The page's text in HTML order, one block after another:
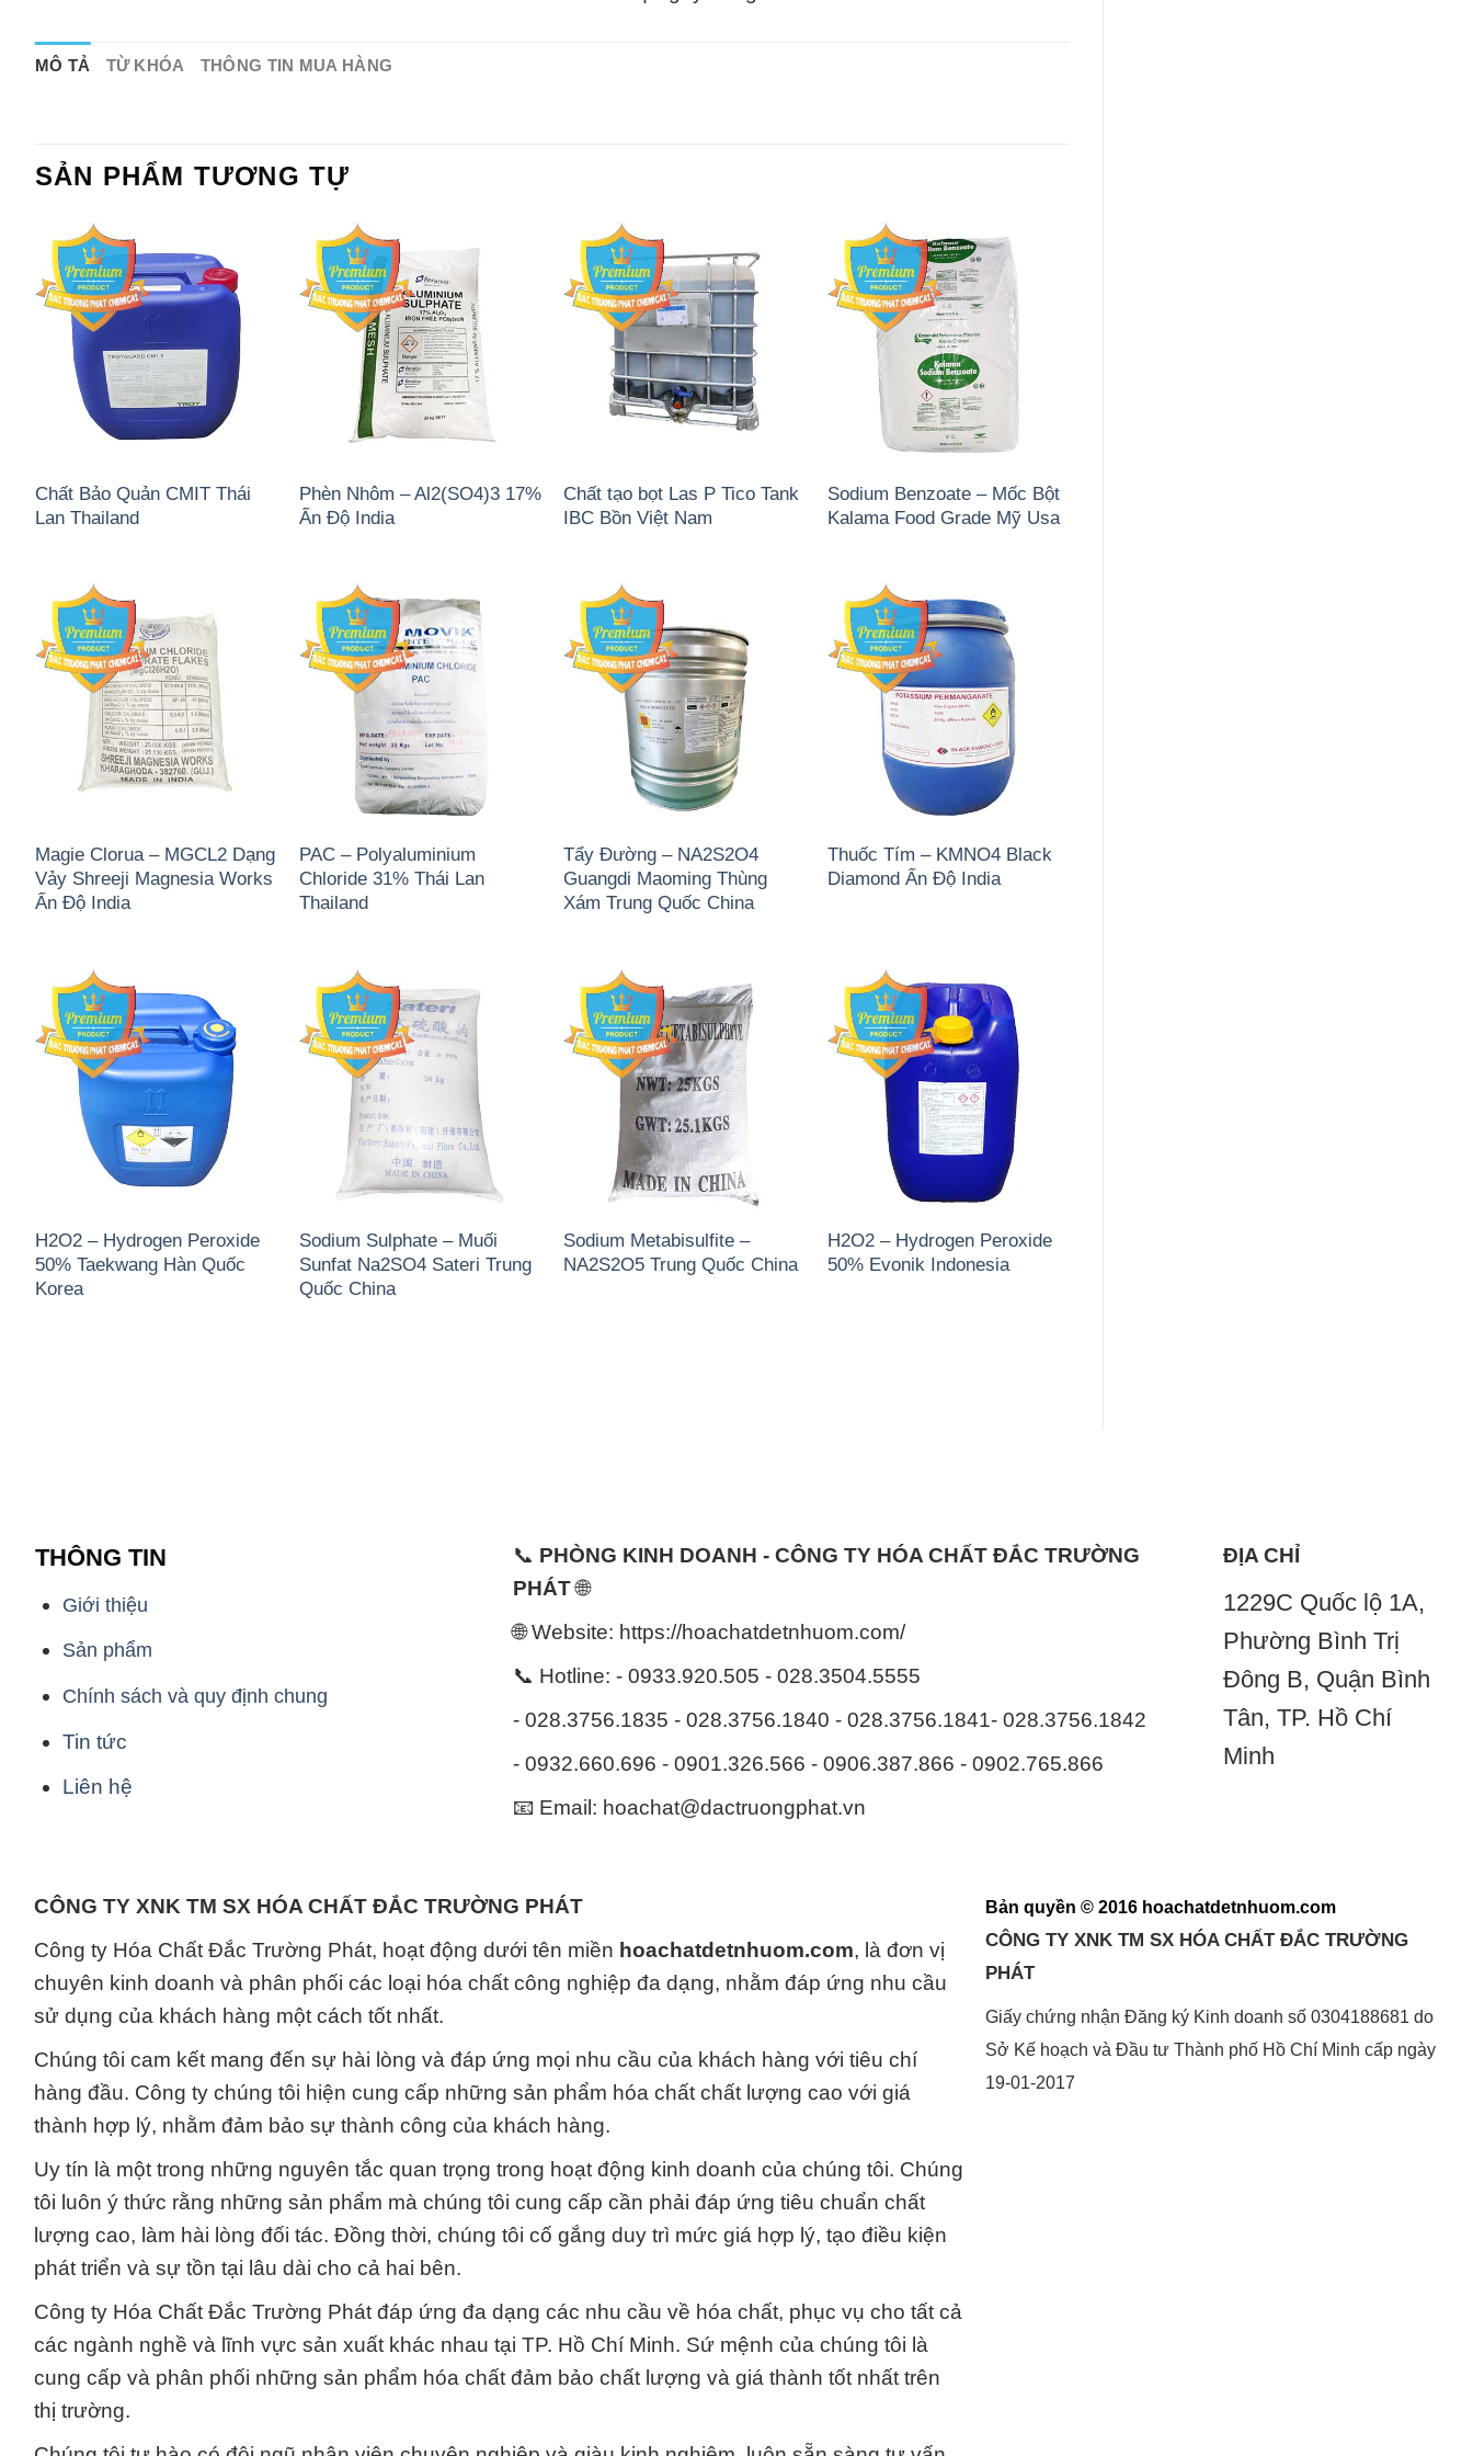
MÔ TẢ TỪ KHÓA THÔNG TIN MUA HÀNG
SẢN PHẨM TƯƠNG TỰ
Chất Bảo Quản CMIT Thái
Lan Thailand
Phèn Nhôm – Al2(SO4)3 17%
Ấn Độ India
Chất tạo bọt Las P Tico Tank
IBC Bồn Việt Nam
Sodium Benzoate – Mốc Bột
Kalama Food Grade Mỹ Usa
Magie Clorua – MGCL2 Dạng
Vảy Shreeji Magnesia Works
Ấn Độ India
PAC – Polyaluminium
Chloride 31% Thái Lan
Thailand
Tẩy Đường – NA2S2O4
Guangdi Maoming Thùng
Xám Trung Quốc China
Thuốc Tím – KMNO4 Black
Diamond Ấn Độ India
H2O2 – Hydrogen Peroxide
50% Taekwang Hàn Quốc
Korea
Sodium Sulphate – Muối
Sunfat Na2SO4 Sateri Trung
Quốc China
Sodium Metabisulfite –
NA2S2O5 Trung Quốc China
H2O2 – Hydrogen Peroxide
50% Evonik Indonesia
THÔNG TIN
Giới thiệu
Sản phẩm
Chính sách và quy định chung
Tin tức
Liên hệ
📞 PHÒNG KINH DOANH - CÔNG TY HÓA CHẤT ĐẮC TRƯỜNG
PHÁT🌐
🌐 Website: https://hoachatdetnhuom.com/
📞 Hotline: - 0933.920.505 - 028.3504.5555
- 028.3756.1835 - 028.3756.1840 - 028.3756.1841- 028.3756.1842
- 0932.660.696 - 0901.326.566 - 0906.387.866 - 0902.765.866
📧 Email: hoachat@dactruongphat.vn
ĐỊA CHỈ
1229C Quốc lộ 1A,
Phường Bình Trị
Đông B, Quận Bình
Tân, TP. Hồ Chí
Minh
CÔNG TY XNK TM SX HÓA CHẤT ĐẮC TRƯỜNG PHÁT
Công ty Hóa Chất Đắc Trường Phát, hoạt động dưới tên miền hoachatdetnhuom.com, là đơn vị
chuyên kinh doanh và phân phối các loại hóa chất công nghiệp đa dạng, nhằm đáp ứng nhu cầu
sử dụng của khách hàng một cách tốt nhất.
Chúng tôi cam kết mang đến sự hài lòng và đáp ứng mọi nhu cầu của khách hàng với tiêu chí
hàng đầu. Công ty chúng tôi hiện cung cấp những sản phẩm hóa chất chất lượng cao với giá
thành hợp lý, nhằm đảm bảo sự thành công của khách hàng.
Uy tín là một trong những nguyên tắc quan trọng trong hoạt động kinh doanh của chúng tôi. Chúng
tôi luôn ý thức rằng những sản phẩm mà chúng tôi cung cấp cần phải đáp ứng tiêu chuẩn chất
lượng cao, làm hài lòng đối tác. Đồng thời, chúng tôi cố gắng duy trì mức giá hợp lý, tạo điều kiện
phát triển và sự tồn tại lâu dài cho cả hai bên.
Công ty Hóa Chất Đắc Trường Phát đáp ứng đa dạng các nhu cầu về hóa chất, phục vụ cho tất cả
các ngành nghề và lĩnh vực sản xuất khác nhau tại TP. Hồ Chí Minh. Sứ mệnh của chúng tôi là
cung cấp và phân phối những sản phẩm hóa chất đảm bảo chất lượng và giá thành tốt nhất trên
thị trường.
Bản quyền © 2016 hoachatdetnhuom.com
CÔNG TY XNK TM SX HÓA CHẤT ĐẮC TRƯỜNG
PHÁT
Giấy chứng nhận Đăng ký Kinh doanh số 0304188681 do
Sở Kế hoạch và Đầu tư Thành phố Hồ Chí Minh cấp ngày
19-01-2017